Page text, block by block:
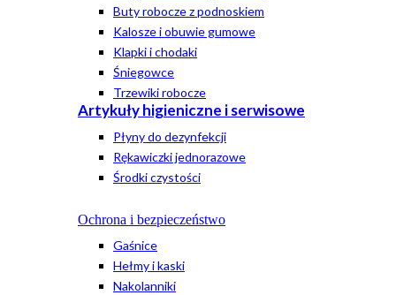
Buty robocze z podnoskiem
Kalosze i obuwie gumowe
Klapki i chodaki
Śniegowce
Trzewiki robocze
Artykuły higieniczne i serwisowe
Płyny do dezynfekcji
Rękawiczki jednorazowe
Środki czystości
Ochrona i bezpieczeństwo
Gaśnice
Hełmy i kaski
Nakolanniki